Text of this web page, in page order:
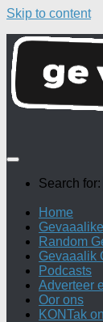
Skip to content
Search for:
Home
Random
Gevaaalik
Podcasts
Adverteer
Oor ons
KONTak